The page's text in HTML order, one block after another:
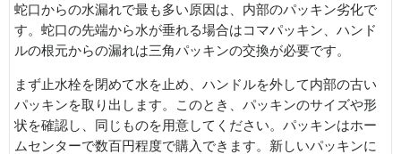
蛇口からの水漏れで最も多い原因は、内部のパッキン劣化で
す。蛇口の先端から水が垂れる場合はコマパッキン、ハンド
ルの根元からの漏れは三角パッキンの交換が必要です。
まず止水栓を閉めて水を止め、ハンドルを外して内部の古い
パッキンを取り出します。このとき、パッキンのサイズや形
状を確認し、同じものを用意してください。パッキンはホー
ムセンターで数百円程度で購入できます。新しいパッキンに